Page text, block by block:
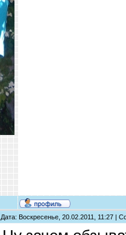
Дата: Воскресенье, 20.02.2011, 11:27 |